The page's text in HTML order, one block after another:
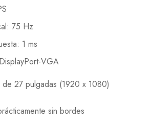
75 Hz
1 ms
VGA
de 27 pulgadas (1920 x 1080)
sin bordes